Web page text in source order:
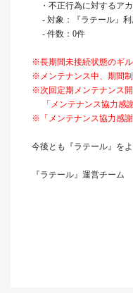
・不正行為に対するアカ
- 対象：『ラテール』利
- 件数：0件
※長期間未接続状態のギ
※メンテナンス中、期間制
※次回定期メンテナンス開
「メンテナンス協力感
※「メンテナンス協力感
今後とも『ラテール』を
『ラテール』運営チーム